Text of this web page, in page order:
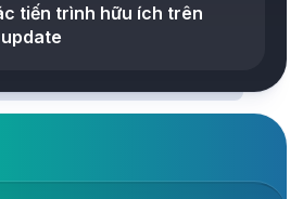
tiến trình hữu ích trên